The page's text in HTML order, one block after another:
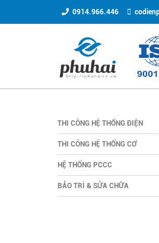
0914.966.446
THI CÔNG HỆ THỐNG ĐIỆN
THI CÔNG HỆ THỐNG CƠ
HỆ THỐNG PCCC
BẢO TRÌ & SỬA CHỮA